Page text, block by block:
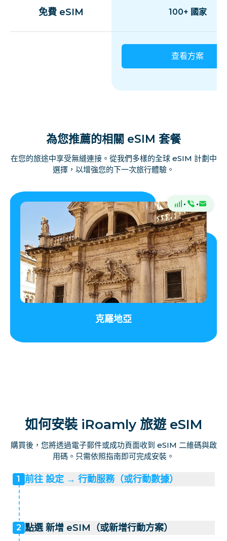
免費 eSIM 100+ 國家
查看方案
為您推薦的相關 eSIM 套餐
在您的旅途中享受無縫連接。從我們多樣的全球 eSIM 計劃中
選擇，以增強您的下一次旅行體驗。
· ·
克羅地亞
如何安裝 iRoamly 旅遊 eSIM
購買後，您將透過電子郵件或成功頁面收到 eSIM 二維碼與啟
用碼。只需依照指南即可完成安裝。
1 前往 設定 → 行動服務（或行動數據）
2 點選 新增 eSIM（或新增行動方案）